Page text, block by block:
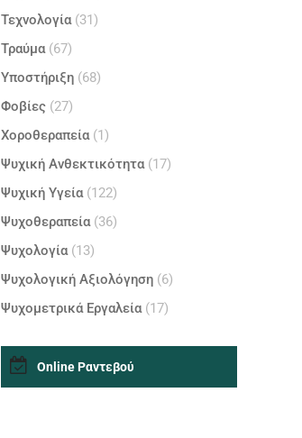
Τεχνολογία(31)
Τραύμα(67)
Υποστήριξη(68)
Φοβίες(27)
Χοροθεραπεία(1)
Ψυχική Ανθεκτικότητα(17)
Ψυχική Υγεία(122)
Ψυχοθεραπεία(36)
Ψυχολογία(13)
Ψυχολογική Αξιολόγηση(6)
Ψυχομετρικά Εργαλεία(17)
Online Ραντεβού